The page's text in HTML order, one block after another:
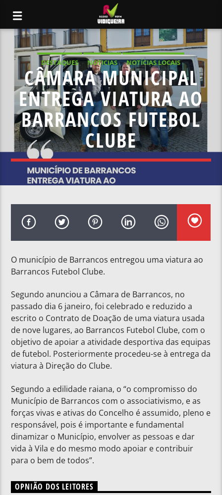
DESTAQUES NOTICIAS
NOTÍCIAS LOCAIS
NOTÍCIAS NACIONAIS
CÂMARA MUNICIPAL
ENTREGA VIATURA AO
BARRANCOS FUTEBOL
CLUBE
O município de Barrancos entregou uma viatura ao
Barrancos Futebol Clube.
Segundo anunciou a Câmara de Barrancos, no
passado dia 6 janeiro, foi celebrado e reduzido a
escrito o Contrato de Doação de uma viatura usada
de nove lugares, ao Barrancos Futebol Clube, com o
objetivo de apoiar a atividade desportiva das equipas
de futebol. Posteriormente procedeu-se à entrega da
viatura à Direção do Clube.
Segundo a edilidade raiana, o “o compromisso do
Município de Barrancos com o associativismo, e as
forças vivas e ativas do Concelho é assumido, pleno e
responsável, pois é importante e fundamental
dinamizar o Município, envolver as pessoas e dar
vida à Vila e do mesmo modo apoiar e contribuir
para o bem de todos”.
OPNIÃO DOS LEITORES